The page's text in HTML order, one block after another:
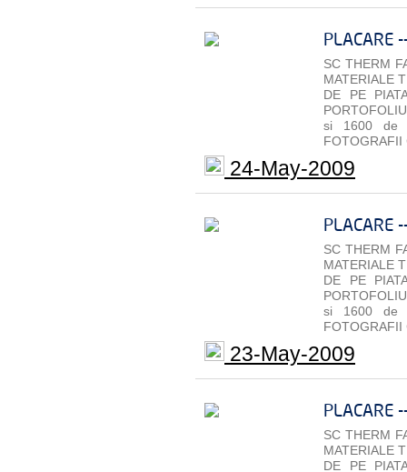
PLACARE
SC THERM
MATERIALE
DE PE
si 1600 de
FOTOGRAFII
24-May-2009
PLACARE
SC THERM
MATERIALE
DE PE
si 1600 de
FOTOGRAFII
23-May-2009
PLACARE
SC THERM
MATERIALE
DE PE